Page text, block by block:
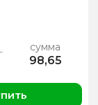
сумма
98,65